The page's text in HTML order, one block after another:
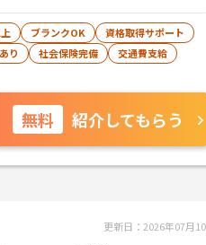
ブランクOK
資格取得サポート
り 社会保険完備
交通費支給
無料 紹介してもらう
更新日：2026年07月